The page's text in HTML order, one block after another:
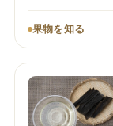
果物を知る